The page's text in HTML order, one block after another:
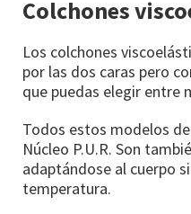
Colchones
Los colchones
por las dos caras pero
que puedas elegir entre
Todos estos modelos
Núcleo P.U.R. Son
adaptándose al cuerpo
temperatura.